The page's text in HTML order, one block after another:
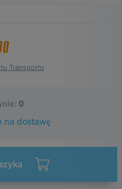
Transportu
0
na dostawę